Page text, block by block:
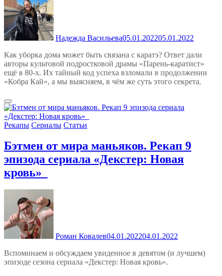
Надежда Васильева05.01.202205.01.2022
Как уборка дома может быть связана с каратэ? Ответ дали
авторы культовой подростковой драмы «Парень-каратист»
ещё в 80-х. Их тайный код успеха взломали в продолжении
«Кобра Кай», а мы выясняем, в чём же суть этого секрета.
Рекапы Сериалы Статьи
Бэтмен от мира маньяков. Рекап 9
эпизода сериала «Декстер: Новая
кровь»
Роман Ковалев04.01.202204.01.2022
Вспоминаем и обсуждаем увиденное в девятом (и лучшем)
эпизоде сезона сериала «Декстер: Новая кровь».